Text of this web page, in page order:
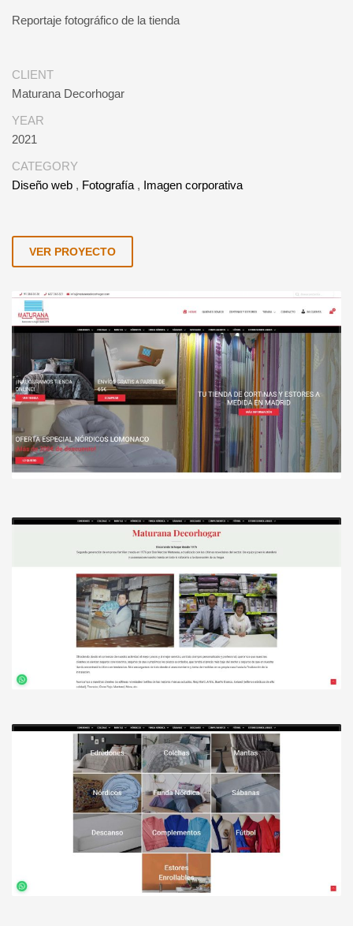
Reportaje fotográfico de la tienda
CLIENT
Maturana Decorhogar
YEAR
2021
CATEGORY
Diseño web , Fotografía , Imagen corporativa
VER PROYECTO